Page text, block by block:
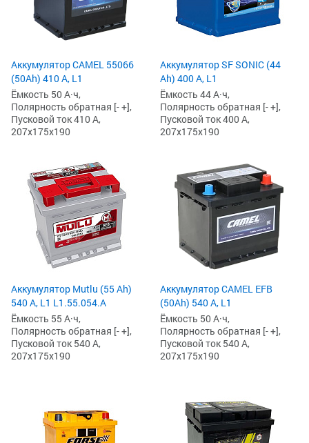
Аккумулятор CAMEL 55066
(50Ah) 410 А, L1
Ёмкость 50 А·ч,
Полярность обратная [- +],
Пусковой ток 410 А,
207x175x190
Аккумулятор SF SONIC (44
Ah) 400 А, L1
Ёмкость 44 А·ч,
Полярность обратная [- +],
Пусковой ток 400 А,
207x175x190
Аккумулятор Mutlu (55 Ah)
540 А, L1 L1.55.054.A
Ёмкость 55 А·ч,
Полярность обратная [- +],
Пусковой ток 540 А,
207x175x190
Аккумулятор CAMEL EFB
(50Ah) 540 А, L1
Ёмкость 50 А·ч,
Полярность обратная [- +],
Пусковой ток 540 А,
207x175x190